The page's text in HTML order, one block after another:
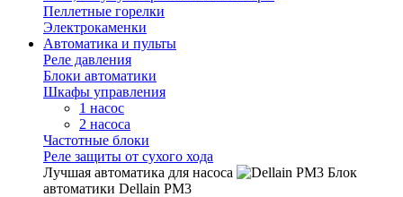
Пеллетные горелки
Электрокаменки
Автоматика и пульты
Реле давления
Блоки автоматики
Шкафы управления
1 насос
2 насоса
Частотные блоки
Реле защиты от сухого хода
Лучшая автоматика для насоса
Блок
автоматики Dellain PM3